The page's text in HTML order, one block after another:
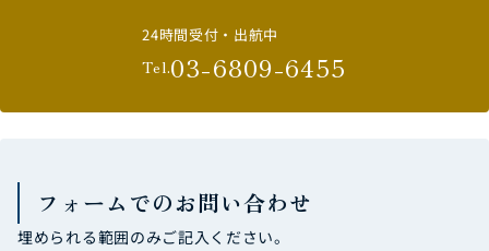
24時間受付・出航中
Tel.03-6809-6455
フォームでのお問い合わせ
埋められる範囲のみご記入ください。